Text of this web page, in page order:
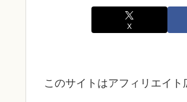
X
このサイトはアフィリエイ